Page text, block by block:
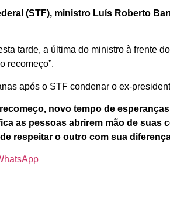
(STF), ministro Luís Roberto
tarde, a última do ministro à frente
recomeço”.
após o STF condenar o ex-
novo tempo de
as pessoas abrirem mão de
respeitar o outro com sua